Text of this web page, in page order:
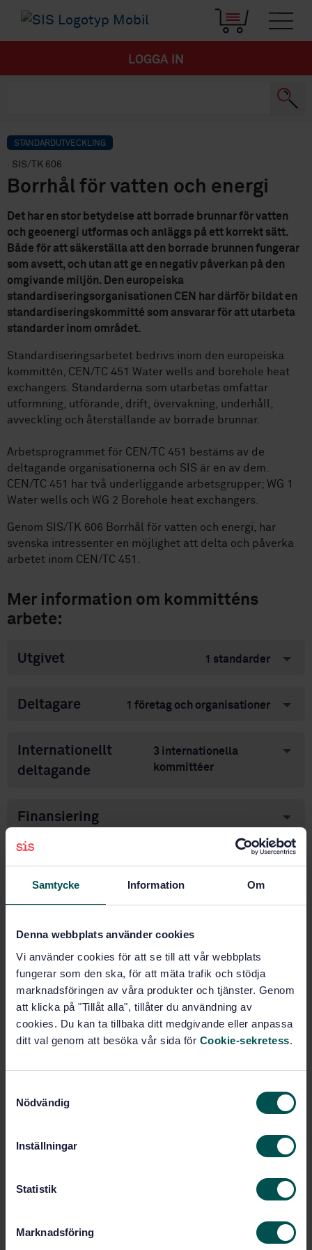
Samtycke Information Om
Denna webbplats använder cookies
Vi använder cookies för att se till att vår webbplats
fungerar som den ska, för att mäta trafik och stödja
marknadsföringen av våra produkter och tjänster. Genom
att klicka på "Tillåt alla", tillåter du användning av
cookies. Du kan ta tillbaka ditt medgivande eller anpassa
ditt val genom att besöka vår sida för Cookie-sekretess.
Nödvändig
Inställningar
Statistik
Marknadsföring
LOGGA IN
STANDARDUTVECKLING
· SIS/TK 606
Borrhål för vatten och energi
Det har en stor betydelse att borrade brunnar för vatten
och geoenergi utformas och anläggs på ett korrekt sätt.
Både för att säkerställa att den borrade brunnen fungerar
som avsett, och utan att ge en negativ påverkan på den
omgivande miljön. Den europeiska
standardiseringsorganisationen CEN har därför bildat en
standardiseringskommitté som ansvarar för att utarbeta
standarder inom området.
Standardiseringsarbetet bedrivs inom den europeiska
kommittén, CEN/TC 451 Water wells and borehole heat
exchangers. Standarderna som utarbetas omfattar
utformning, utförande, drift, övervakning, underhåll,
avveckling och återställande av borrade brunnar.
Arbetsprogrammet för CEN/TC 451 bestäms av de
deltagande organisationerna och SIS är en av dem.
CEN/TC 451 har två underliggande arbetsgrupper; WG 1
Water wells och WG 2 Borehole heat exchangers.
Genom SIS/TK 606 Borrhål för vatten och energi, har
svenska intressenter en möjlighet att delta och påverka
arbetet inom CEN/TC 451.
Mer information om kommitténs
arbete:
Utgivet 1 standarder
Deltagare 1 företag och organisationer
Internationellt
deltagande
3 internationella
kommittéer
Finansiering
Ämnesområden
Miljö- och hälsoskydd, säkerhet
(13)
Energi- och värmeöverföring
(27)